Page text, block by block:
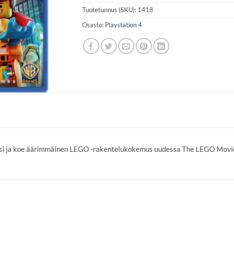
Tuotetunnus (SKU): 1418
Osasto: Playstation 4
koe äärimmäinen LEGO -rakentelukokemus uudessa The LEGO